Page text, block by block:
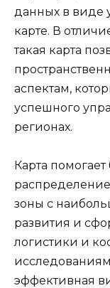
данных в виде
карте. В
такая карта
аспектам,
успешного
регионах.
Карта
зоны с
развития и
логистики и
эффективная